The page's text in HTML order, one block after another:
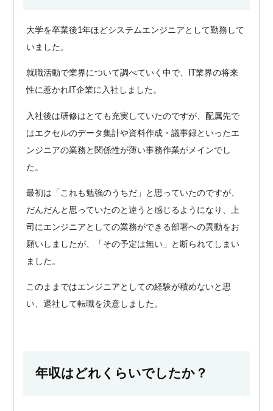
大学を卒業後1年ほどシステムエンジニアとして勤務して
いました。
就職活動で業界について調べていく中で、IT業界の将来
性に惹かれIT企業に入社しました。
入社後は研修はとても充実していたのですが、配属先で
はエクセルのデータ集計や資料作成・議事録といったエ
ンジニアの業務と関係性が薄い事務作業がメインでし
た。
最初は「これも勉強のうちだ」と思っていたのですが、
だんだんと思っていたのと違うと感じるようになり、上
司にエンジニアとしての業務ができる部署への異動をお
願いしましたが、「その予定は無い」と断られてしまい
ました。
このままではエンジニアとしての経験が積めないと思
い、退社して転職を決意しました。
年収はどれくらいでしたか？